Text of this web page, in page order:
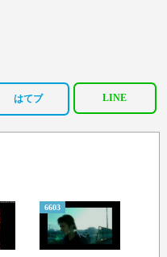
はてブ LINE
6603